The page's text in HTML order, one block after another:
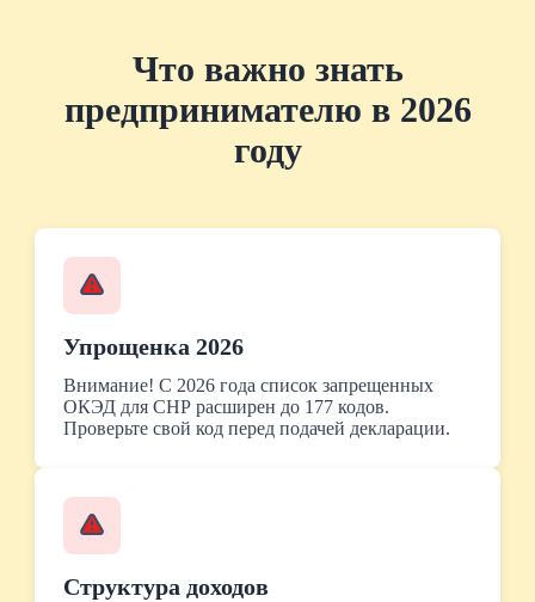
Что важно знать
предпринимателю в 2026
году
Упрощенка 2026
Внимание! С 2026 года список запрещенных
ОКЭД для СНР расширен до 177 кодов.
Проверьте свой код перед подачей декларации.
Структура доходов